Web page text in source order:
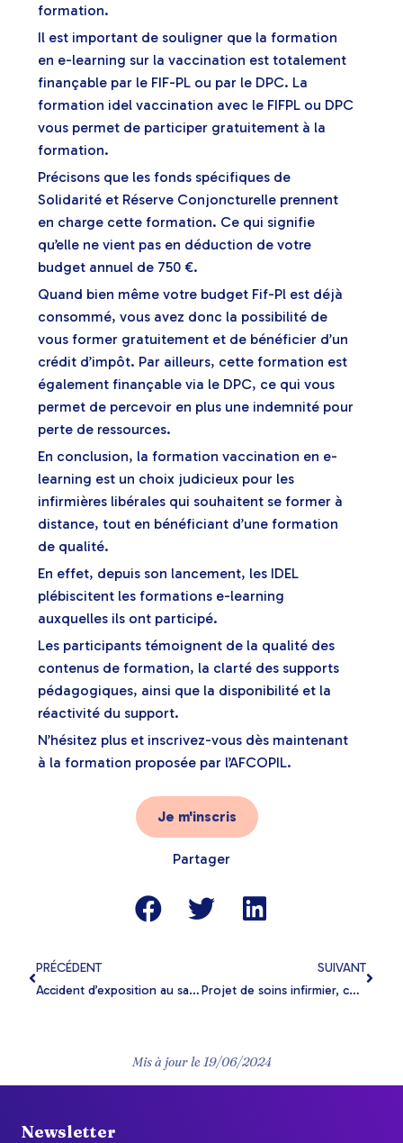
formation.
Il est important de souligner que la formation
en e-learning sur la vaccination est totalement
finançable par le FIF-PL ou par le DPC. La
formation idel vaccination avec le FIFPL ou DPC
vous permet de participer gratuitement à la
formation.
Précisons que les fonds spécifiques de
Solidarité et Réserve Conjoncturelle prennent
en charge cette formation. Ce qui signifie
qu’elle ne vient pas en déduction de votre
budget annuel de 750 €.
Quand bien même votre budget Fif-Pl est déjà
consommé, vous avez donc la possibilité de
vous former gratuitement et de bénéficier d’un
crédit d’impôt. Par ailleurs, cette formation est
également finançable via le DPC, ce qui vous
permet de percevoir en plus une indemnité pour
perte de ressources.
En conclusion, la formation vaccination en e-
learning est un choix judicieux pour les
infirmières libérales qui souhaitent se former à
distance, tout en bénéficiant d’une formation
de qualité.
En effet, depuis son lancement, les IDEL
plébiscitent les formations e-learning
auxquelles ils ont participé.
Les participants témoignent de la qualité des
contenus de formation, la clarté des supports
pédagogiques, ainsi que la disponibilité et la
réactivité du support.
N’hésitez plus et inscrivez-vous dès maintenant
à la formation proposée par l’AFCOPIL.
Je m'inscris
Partager
PRÉCÉDENT
Accident d’exposition au sang : une formation indispensable pour les infirmiers libéraux
SUIVANT
Projet de soins infirmier, comment l’AFCOPIL peut m’aider ?
Mis à jour le19/06/2024
Newsletter